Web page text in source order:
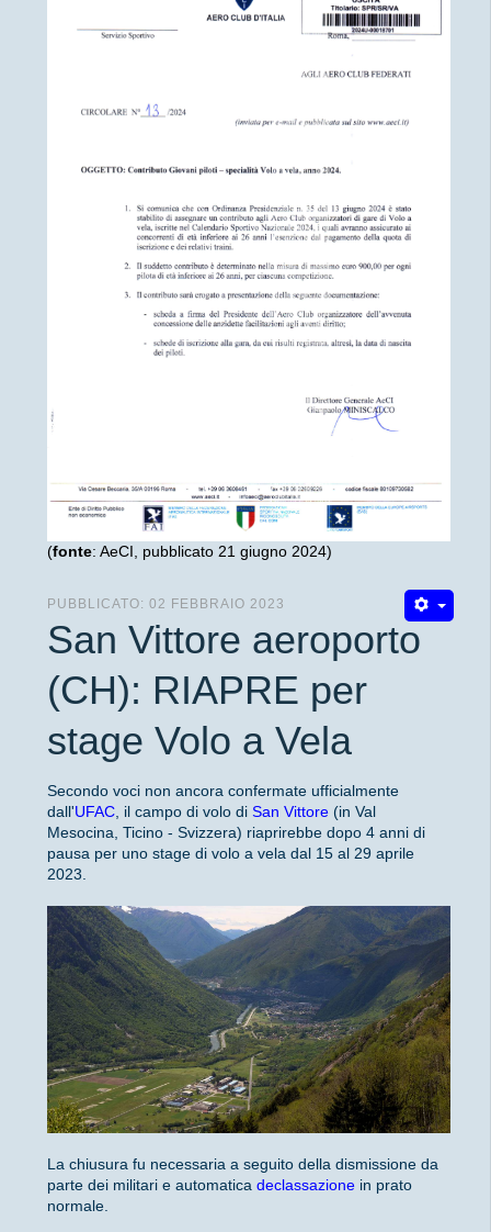
(fonte: AeCI, pubblicato 21 giugno 2024)
PUBBLICATO: 02 FEBBRAIO 2023
San Vittore aeroporto
(CH): RIAPRE per
stage Volo a Vela
Secondo voci non ancora confermate ufficialmente
dall'UFAC , il campo di volo di San Vittore (in Val
Mesocina, Ticino - Svizzera) riaprirebbe dopo 4 anni di
pausa per uno stage di volo a vela dal 15 al 29 aprile
2023.
La chiusura fu necessaria a seguito della dismissione da
parte dei militari e automatica declassazione in prato
normale.